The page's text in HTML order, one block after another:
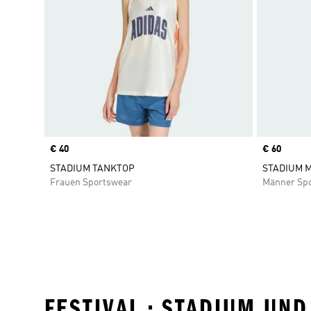
Price
€ 40
STADIUM TANKTOP
Frauen Sportswear
Price
€ 60
STADIUM
Männer